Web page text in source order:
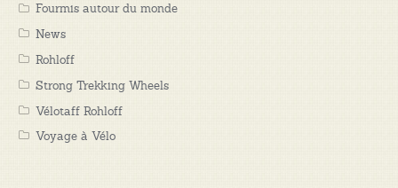
Fourmis autour du monde
News
Rohloff
Strong Trekking Wheels
Vélotaff Rohloff
Voyage à Vélo